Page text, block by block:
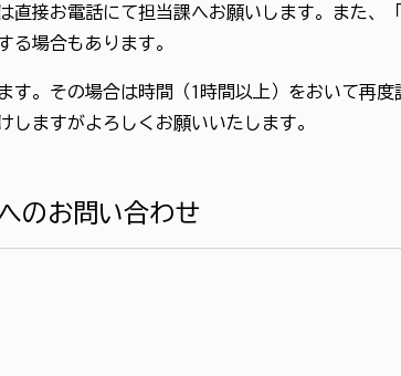
直接お電話にて担当課へお願いします。また、
る場合もあります。
。その場合は時間（1時間以上）をおいて再
しますがよろしくお願いいたします。
のお問い合わせ